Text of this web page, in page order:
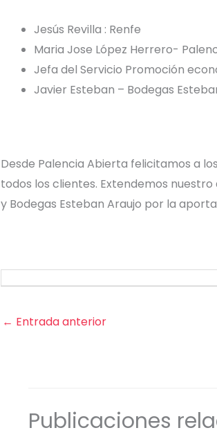
Jesús Revilla : Renfe
Maria Jose López Herrero-
Jefa del Servicio Promoción
Javier Esteban – Bodegas
Desde Palencia Abierta felicitamos a
todos los clientes. Extendemos
y Bodegas Esteban Araujo por la
← Entrada anterior
Publicaciones